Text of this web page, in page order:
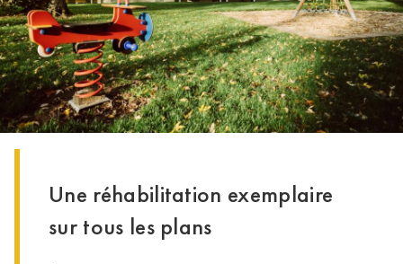
Une réhabilitation exemplaire
sur tous les plans